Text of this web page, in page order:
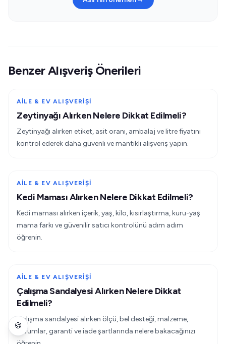
Benzer Alışveriş Önerileri
AILE & EV ALIŞVERIŞI
Zeytinyağı Alırken Nelere Dikkat Edilmeli?
Zeytinyağı alırken etiket, asit oranı, ambalaj ve litre fiyatını
kontrol ederek daha güvenli ve mantıklı alışveriş yapın.
AILE & EV ALIŞVERIŞI
Kedi Maması Alırken Nelere Dikkat Edilmeli?
Kedi maması alırken içerik, yaş, kilo, kısırlaştırma, kuru-yaş
mama farkı ve güvenilir satıcı kontrolünü adım adım
öğrenin.
AILE & EV ALIŞVERIŞI
Çalışma Sandalyesi Alırken Nelere Dikkat
Edilmeli?
Çalışma sandalyesi alırken ölçü, bel desteği, malzeme,
yorumlar, garanti ve iade şartlarında nelere bakacağınızı
🍪